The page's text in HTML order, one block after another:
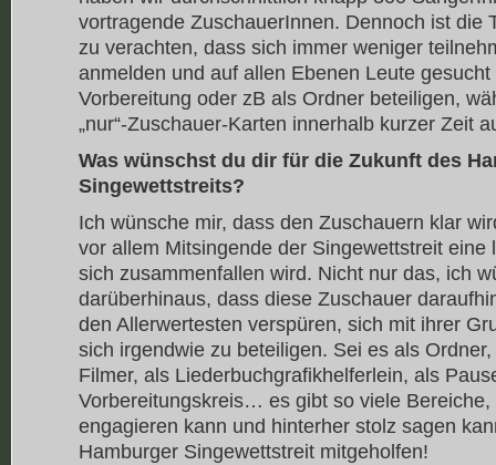
vortragende ZuschauerInnen. Dennoch ist die
zu verachten, dass sich immer weniger
anmelden und auf allen Ebenen Leute
Vorbereitung oder zB als Ordner beteiligen,
„nur“-Zuschauer-Karten innerhalb kurzer Zeit
Was wünschst du dir für die Zukunft des
Singewettstreits?
Ich wünsche mir, dass den Zuschauern klar
vor allem Mitsingende der Singewettstreit eine
sich zusammenfallen wird. Nicht nur das, ich
darüberhinaus, dass diese Zuschauer
den Allerwertesten verspüren, sich mit ihrer
sich irgendwie zu beteiligen. Sei es als
Filmer, als Liederbuchgrafikhelferlein, als
Vorbereitungskreis… es gibt so viele Bereiche,
engagieren kann und hinterher stolz sagen
Hamburger Singewettstreit mitgeholfen!